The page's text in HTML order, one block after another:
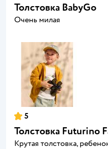
Толстовка BabyGo
Очень милая
5
Толстовка Futurino
Крутая толстовка,